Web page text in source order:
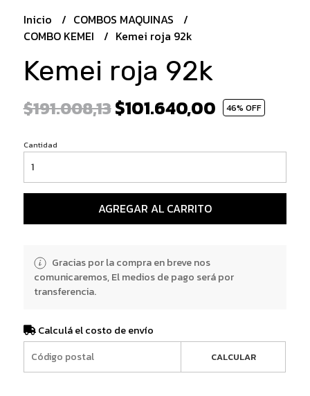
Inicio
COMBOS MAQUINAS
COMBO KEMEI
Kemei roja 92k
Kemei roja 92k
$191.008,13$101.640,00 46% OFF
Cantidad
AGREGAR AL CARRITO
Gracias por la compra en breve nos
comunicaremos, El medios de pago será por
transferencia.
Calculá el costo de envío
CALCULAR